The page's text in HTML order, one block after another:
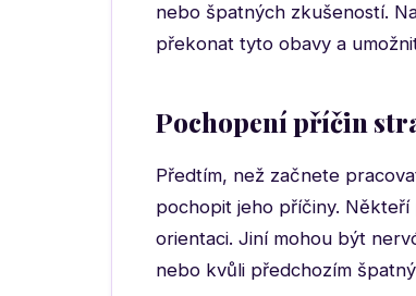
nebo špatných zkušeností.
překonat tyto obavy a
Pochopení příčin
Předtím, než začnete
pochopit jeho příčiny.
orientaci. Jiní mohou být
nebo kvůli předchozím